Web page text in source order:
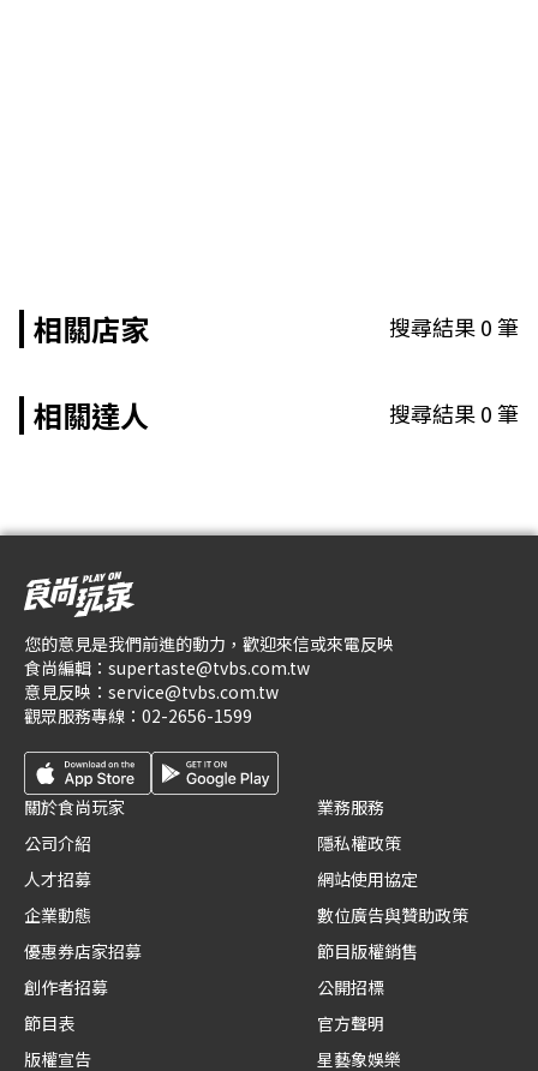
相關店家 搜尋結果0筆
相關達人 搜尋結果0筆
您的意見是我們前進的動力，歡迎來信或來電反映
食尚編輯： supertaste@tvbs.com.tw
意見反映： service@tvbs.com.tw
觀眾服務專線： 02-2656-1599
關於食尚玩家
公司介紹
人才招募
企業動態
優惠券店家招募
創作者招募
節目表
版權宣告
業務服務
隱私權政策
網站使用協定
數位廣告與贊助政策
節目版權銷售
公開招標
官方聲明
星藝象娛樂